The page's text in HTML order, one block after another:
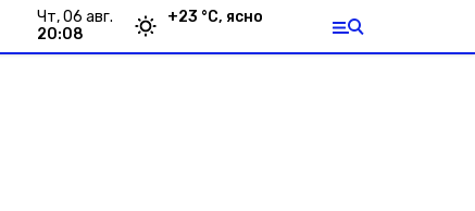
чт, 06 авг.
20:08
+23 °С, ясно